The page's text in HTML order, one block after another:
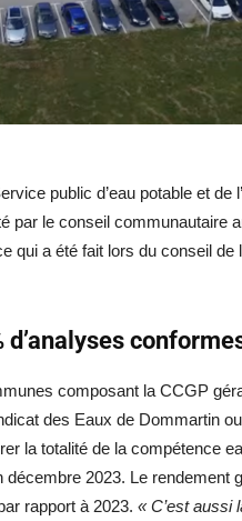
public d’eau potable et de
par le conseil communautaire
qui a été fait lors du conseil
d’analyses
composant la CCGP
des Eaux de Dommartin
la totalité de la compétence
2023. Le rendement
rapport à 2023. « C’est aussi